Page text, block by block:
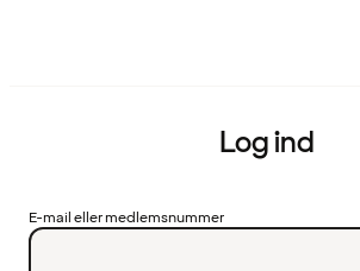
Log ind
E-mail eller medlemsnummer